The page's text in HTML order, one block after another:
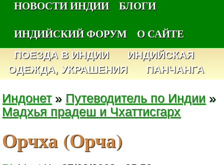
НОВОСТИ ИНДИИ
БЛОГИ
ИНДИЙСКИЙ ФОРУМ
О САЙТЕ
ПОЕЗДА В ИНДИИ
ИНДИЙСКАЯ
ОДЕЖДА, УКРАШЕНИЯ
ПАНЧАНГА
Индонет» Путеводитель по Индии »
Мадхья прадеш и Чхаттисгарх
Орчха (Орча)